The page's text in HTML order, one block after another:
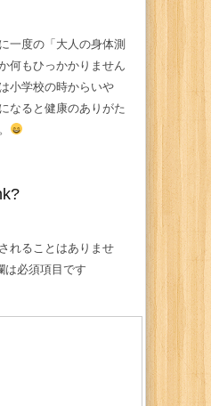
一度の「大人の身体測
何もひっかかりません
小学校の時からいや
なると健康のありがた
れることはありませ
は必須項目です